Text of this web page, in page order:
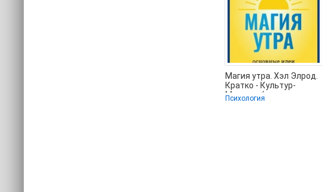
Магия утра. Хэл Элрод.
Кратко - Культур-
Мультур (электронную
Психология